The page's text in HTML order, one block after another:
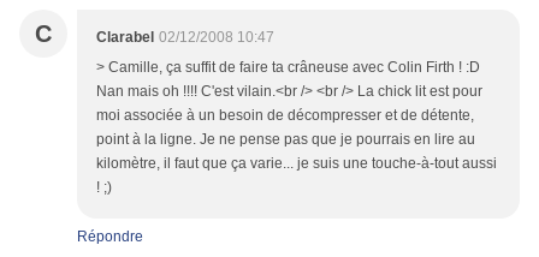
C Clarabel 02/12/2008 10:47
> Camille, ça suffit de faire ta crâneuse avec Colin Firth ! :D
Nan mais oh !!!! C'est vilain.<br /> <br /> La chick lit est pour
moi associée à un besoin de décompresser et de détente,
point à la ligne. Je ne pense pas que je pourrais en lire au
kilomètre, il faut que ça varie... je suis une touche-à-tout aussi
! ;)
Répondre